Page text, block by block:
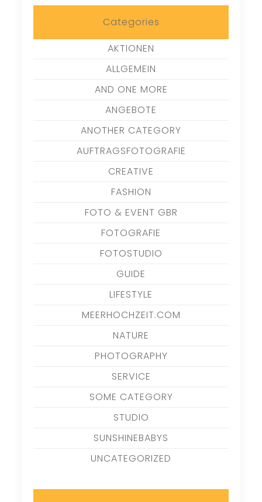
Categories
AKTIONEN
ALLGEMEIN
AND ONE MORE
ANGEBOTE
ANOTHER CATEGORY
AUFTRAGSFOTOGRAFIE
CREATIVE
FASHION
FOTO & EVENT GBR
FOTOGRAFIE
FOTOSTUDIO
GUIDE
LIFESTYLE
MEERHOCHZEIT.COM
NATURE
PHOTOGRAPHY
SERVICE
SOME CATEGORY
STUDIO
SUNSHINEBABYS
UNCATEGORIZED